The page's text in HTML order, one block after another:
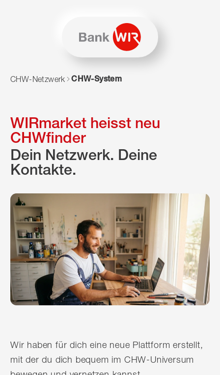
Zum Navigieren dieser Seite wird JavaScript benötigt.
CHW-Netzwerk CHW-System
WIRmarket heisst neu
CHWfinder
Dein Netzwerk. Deine
Kontakte.
Wir haben für dich eine neue Plattform erstellt,
mit der du dich bequem im CHW-Universum